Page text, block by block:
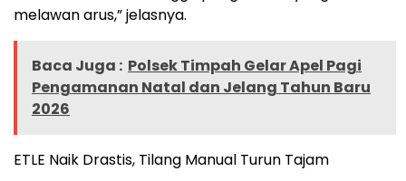
melawan arus,” jelasnya.
Baca Juga : Polsek Timpah Gelar Apel Pagi
Pengamanan Natal dan Jelang Tahun Baru
2026
ETLE Naik Drastis, Tilang Manual Turun Tajam